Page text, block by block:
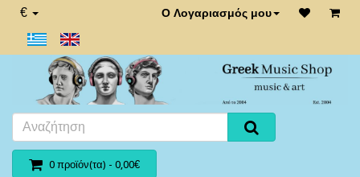
€ Ο Λογαριασμός μου
0 προϊόν(τα) - 0,00€